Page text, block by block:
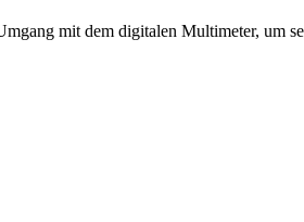
mit dem digitalen Multimeter, um